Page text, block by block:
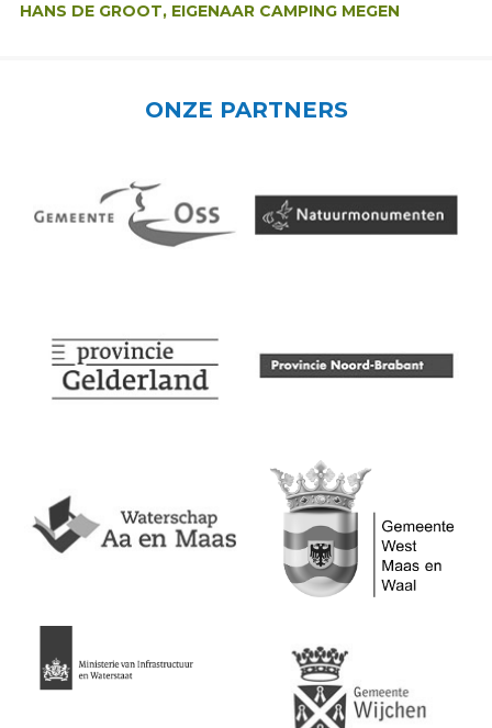
HANS DE GROOT, EIGENAAR CAMPING MEGEN
ONZE PARTNERS